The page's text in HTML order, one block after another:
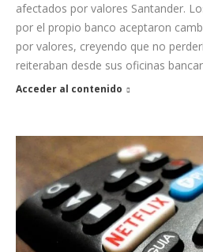
afectados por valores Santander.
por el propio banco aceptaron
por valores, creyendo que no
reiteraban desde sus oficinas
Acceder al contenido